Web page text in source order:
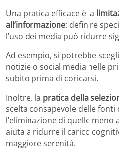
Una pratica efficace è la
all’informazione: definire
l’uso dei media può ridurre
Ad esempio, si potrebbe
notizie o social media nelle
subito prima di coricarsi.
Inoltre, la pratica della
scelta consapevole delle fonti
l’eliminazione di quelle
aiuta a ridurre il carico
maggiore serenità.